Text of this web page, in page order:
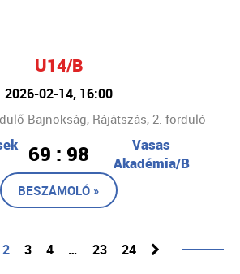
U14/B
2026-02-14, 16:00
Bajnokság, Rájátszás, 2. forduló
69 : 98
Vasas
Akadémia/B
BESZÁMOLÓ »
2 3 4 … 23 24